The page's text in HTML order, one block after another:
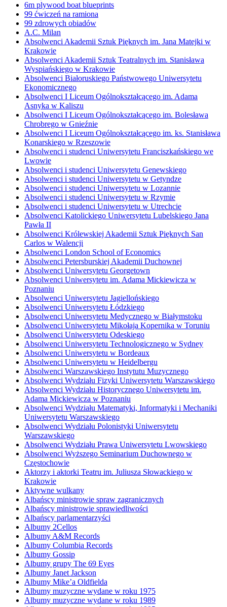
6m plywood boat blueprints
99 ćwiczeń na ramiona
99 zdrowych obiadów
A.C. Milan
Absolwenci Akademii Sztuk Pięknych im. Jana Matejki w
Krakowie
Absolwenci Akademii Sztuk Teatralnych im. Stanisława
Wyspiańskiego w Krakowie
Absolwenci Białoruskiego Państwowego Uniwersytetu
Ekonomicznego
Absolwenci I Liceum Ogólnokształcącego im. Adama
Asnyka w Kaliszu
Absolwenci I Liceum Ogólnokształcącego im. Bolesława
Chrobrego w Gnieźnie
Absolwenci I Liceum Ogólnokształcącego im. ks. Stanisława
Konarskiego w Rzeszowie
Absolwenci i studenci Uniwersytetu Franciszkańskiego we
Lwowie
Absolwenci i studenci Uniwersytetu Genewskiego
Absolwenci i studenci Uniwersytetu w Getyndze
Absolwenci i studenci Uniwersytetu w Lozannie
Absolwenci i studenci Uniwersytetu w Rzymie
Absolwenci i studenci Uniwersytetu w Utrechcie
Absolwenci Katolickiego Uniwersytetu Lubelskiego Jana
Pawła II
Absolwenci Królewskiej Akademii Sztuk Pięknych San
Carlos w Walencji
Absolwenci London School of Economics
Absolwenci Petersburskiej Akademii Duchownej
Absolwenci Uniwersytetu Georgetown
Absolwenci Uniwersytetu im. Adama Mickiewicza w
Poznaniu
Absolwenci Uniwersytetu Jagiellońskiego
Absolwenci Uniwersytetu Łódzkiego
Absolwenci Uniwersytetu Medycznego w Białymstoku
Absolwenci Uniwersytetu Mikołaja Kopernika w Toruniu
Absolwenci Uniwersytetu Odeskiego
Absolwenci Uniwersytetu Technologicznego w Sydney
Absolwenci Uniwersytetu w Bordeaux
Absolwenci Uniwersytetu w Heidelbergu
Absolwenci Warszawskiego Instytutu Muzycznego
Absolwenci Wydziału Fizyki Uniwersytetu Warszawskiego
Absolwenci Wydziału Historycznego Uniwersytetu im.
Adama Mickiewicza w Poznaniu
Absolwenci Wydziału Matematyki, Informatyki i Mechaniki
Uniwersytetu Warszawskiego
Absolwenci Wydziału Polonistyki Uniwersytetu
Warszawskiego
Absolwenci Wydziału Prawa Uniwersytetu Lwowskiego
Absolwenci Wyższego Seminarium Duchownego w
Częstochowie
Aktorzy i aktorki Teatru im. Juliusza Słowackiego w
Krakowie
Aktywne wulkany
Albańscy ministrowie spraw zagranicznych
Albańscy ministrowie sprawiedliwości
Albańscy parlamentarzyści
Albumy 2Cellos
Albumy A&M Records
Albumy Columbia Records
Albumy Gossip
Albumy grupy The 69 Eyes
Albumy Janet Jackson
Albumy Mike’a Oldfielda
Albumy muzyczne wydane w roku 1975
Albumy muzyczne wydane w roku 1989